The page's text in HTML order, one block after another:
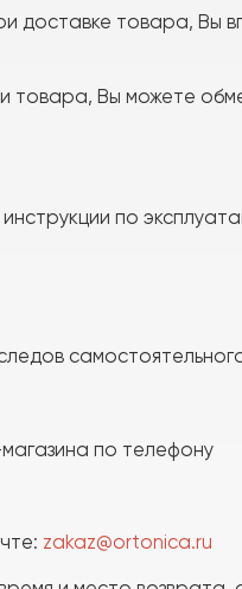
доставке товара, Вы
товара, Вы можете
по
по телефону
zakaz@ortonica.ru